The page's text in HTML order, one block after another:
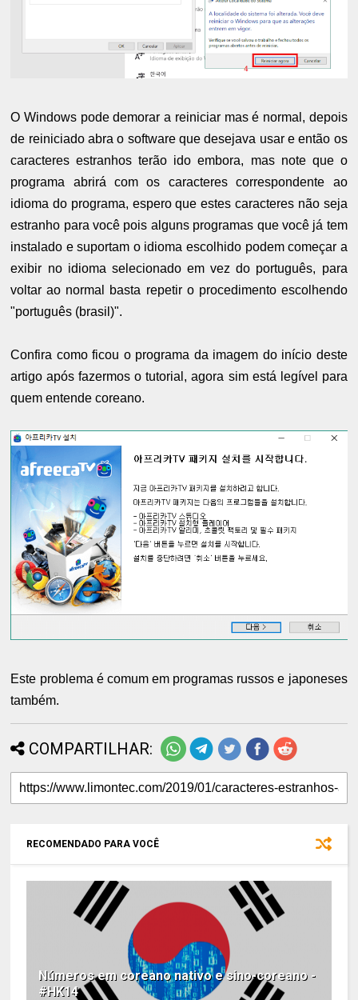
O Windows pode demorar a reiniciar mas é normal, depois
de reiniciado abra o software que desejava usar e então os
caracteres estranhos terão ido embora, mas note que o
programa abrirá com os caracteres correspondente ao
idioma do programa, espero que estes caracteres não seja
estranho para você pois alguns programas que você já tem
instalado e suportam o idioma escolhido podem começar a
exibir no idioma selecionado em vez do português, para
voltar ao normal basta repetir o procedimento escolhendo
"português (brasil)".
Confira como ficou o programa da imagem do início deste
artigo após fazermos o tutorial, agora sim está legível para
quem entende coreano.
Este problema é comum em programas russos e japoneses
também.
COMPARTILHAR:
RECOMENDADO PARA VOCÊ
Números em coreano nativo e sino-coreano -
#HK14